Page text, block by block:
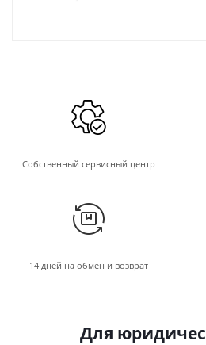
Собственный сервисный центр
14 дней на обмен и возврат
Для